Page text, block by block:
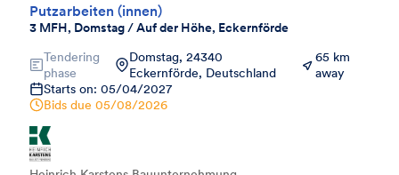
Putzarbeiten (innen)
3 MFH, Domstag / Auf der Höhe, Eckernförde
Tendering
phase
Domstag, 24340
Eckernförde, Deutschland
65 km
away
Starts on: 05/04/2027
Bids due 05/08/2026